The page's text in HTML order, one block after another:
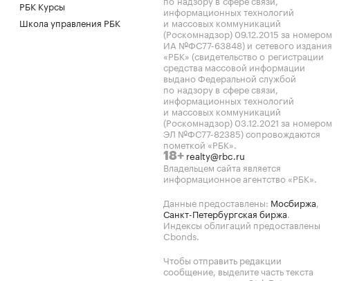
РБК Курсы
Школа управления РБК
информационных технологий
и массовых коммуникаций
(Роскомнадзор) 09.12.2015 за номером
ИА №ФС77-63848) и сетевого издания
«РБК» (свидетельство о регистрации
средства массовой информации
выдано Федеральной службой
по надзору в сфере связи,
информационных технологий
и массовых коммуникаций
(Роскомнадзор) 03.12.2021 за номером
ЭЛ №ФС77-82385) сопровождаются
пометкой «РБК».
18+ realty@rbc.ru
Владельцем сайта является
информационное агентство «РБК».
Данные предоставлены: Мосбиржа,
Санкт-Петербургская биржа.
Индексы облигаций предоставлены
Cbonds.
Чтобы отправить редакции
сообщение, выделите часть текста